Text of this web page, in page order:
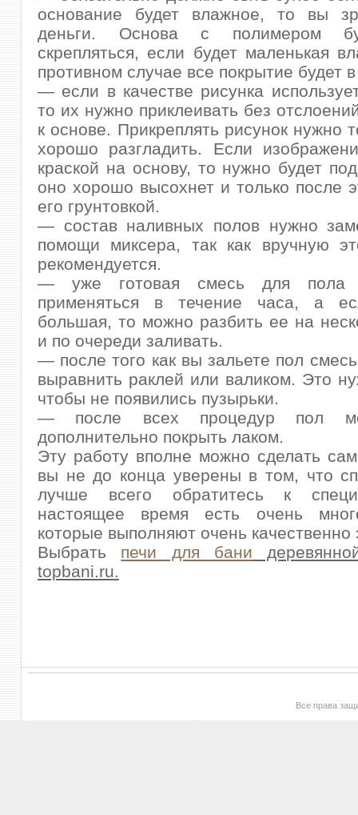
основание будет влажное, то вы
деньги. Основа с полимером
скрепляться, если будет маленькая
противном случае все покрытие будет
— если в качестве рисунка
то их нужно приклеивать без
к основе. Прикреплять рисунок нужно
хорошо разгладить. Если
краской на основу, то нужно будет
оно хорошо высохнет и только после
его грунтовкой.
— состав наливных полов нужно
помощи миксера, так как вручную
рекомендуется.
— уже готовая смесь для пола
применяться в течение часа, а
большая, то можно разбить ее на
и по очереди заливать.
— после того как вы зальете пол
выравнить раклей или валиком. Это
чтобы не появились пузырьки.
— после всех процедур пол
дополнительно покрыть лаком.
Эту работу вполне можно сделать
вы не до конца уверены в том, что
лучше всего обратитесь к
настоящее время есть очень
которые выполняют очень качественно
Выбрать печи для бани
topbani.ru.
Все права